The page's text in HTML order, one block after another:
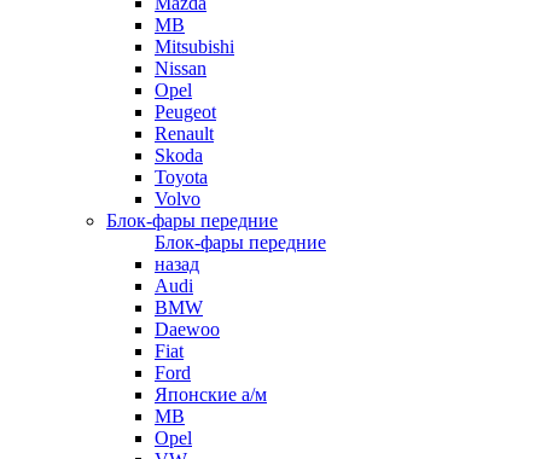
MB
Mitsubishi
Nissan
Opel
Peugeot
Renault
Skoda
Toyota
Volvo
Блок-фары передние
Блок-фары передние
назад
Audi
BMW
Daewoo
Fiat
Ford
Японские а/м
MB
Opel